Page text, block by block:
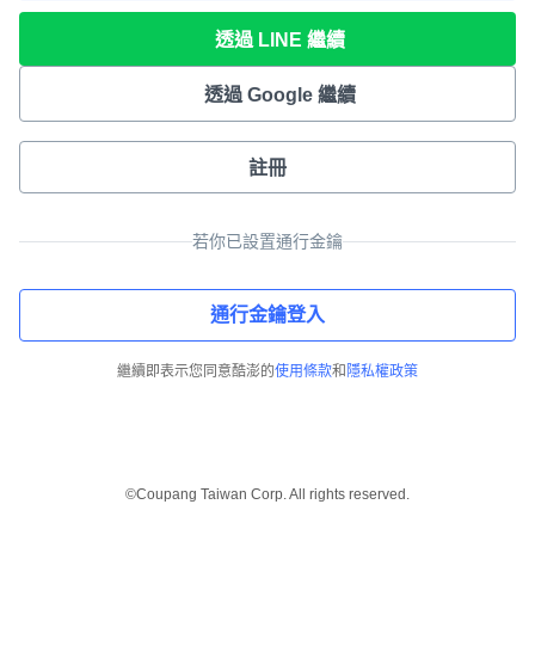
透過 LINE 繼續
透過 Google 繼續
註冊
若你已設置通行金鑰
通行金鑰登入
繼續即表示您同意酷澎的使用條款和 隱私權政策
©Coupang Taiwan Corp. All rights reserved.